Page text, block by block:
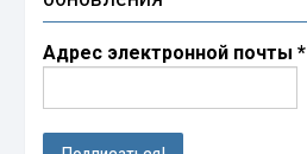
Адрес электронной почты*